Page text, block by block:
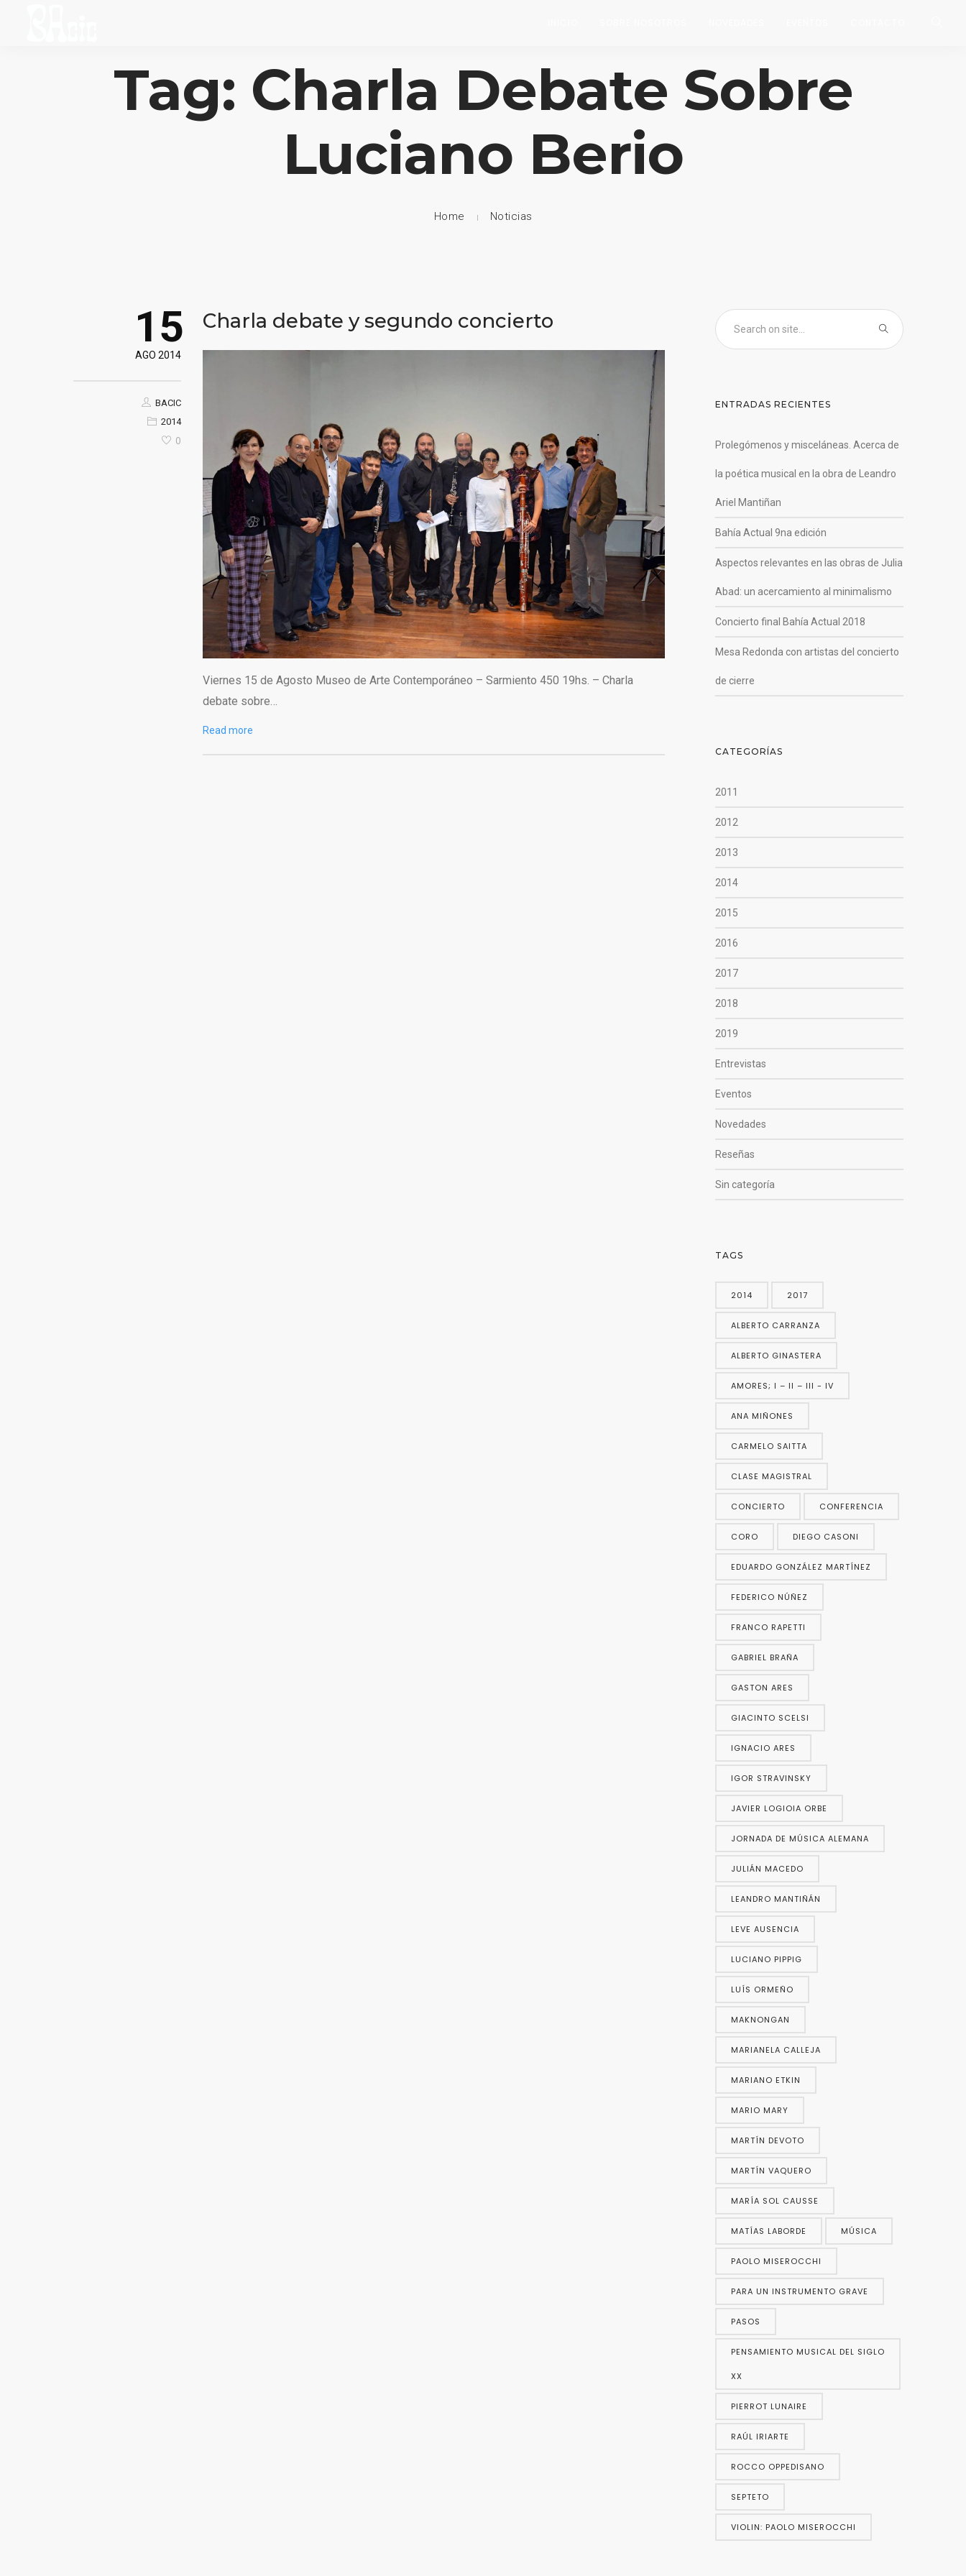
Tag: Charla Debate Sobre
Luciano Berio
Home Noticias
15
AGO 2014
BACIC
2014
0
Charla debate y segundo concierto
Viernes 15 de Agosto Museo de Arte Contemporáneo – Sarmiento 450 19hs. – Charla
debate sobre…
Read more
ENTRADAS RECIENTES
Prolegómenos y misceláneas. Acerca de
la poética musical en la obra de Leandro
Ariel Mantiñan
Bahía Actual 9na edición
Aspectos relevantes en las obras de Julia
Abad: un acercamiento al minimalismo
Concierto final Bahía Actual 2018
Mesa Redonda con artistas del concierto
de cierre
CATEGORÍAS
2011
2012
2013
2014
2015
2016
2017
2018
2019
Entrevistas
Eventos
Novedades
Reseñas
Sin categoría
TAGS
2014 2017
ALBERTO CARRANZA
ALBERTO GINASTERA
AMORES; I – II – III - IV
ANA MIÑONES
CARMELO SAITTA
CLASE MAGISTRAL
CONCIERTO CONFERENCIA
CORO DIEGO CASONI
EDUARDO GONZÁLEZ MARTÍNEZ
FEDERICO NÚÑEZ
FRANCO RAPETTI
GABRIEL BRAÑA
GASTON ARES
GIACINTO SCELSI
IGNACIO ARES
IGOR STRAVINSKY
JAVIER LOGIOIA ORBE
JORNADA DE MÚSICA ALEMANA
JULIÁN MACEDO
LEANDRO MANTIÑÁN
LEVE AUSENCIA
LUCIANO PIPPIG
LUÍS ORMEÑO
MAKNONGAN
MARIANELA CALLEJA
MARIANO ETKIN
MARIO MARY
MARTÍN DEVOTO
MARTÍN VAQUERO
MARÍA SOL CAUSSE
MATÍAS LABORDE MÚSICA
PAOLO MISEROCCHI
PARA UN INSTRUMENTO GRAVE
PASOS
PENSAMIENTO MUSICAL DEL SIGLO
XX
PIERROT LUNAIRE
RAÚL IRIARTE
ROCCO OPPEDISANO
SEPTETO
VIOLIN: PAOLO MISEROCCHI